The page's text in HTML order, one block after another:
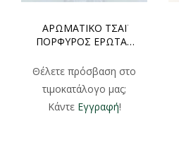
ΑΡΩΜΑΤΙΚΟ ΤΣΑΪ
ΠΟΡΦΥΡΟΣ ΕΡΩΤΑΣ
Θέλετε πρόσβαση στο
τιμοκατάλογο μας;
Κάντε Εγγραφή!